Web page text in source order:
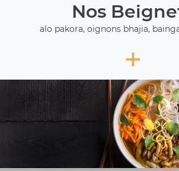
Nos
alo pakora, oignons bhajia,
+